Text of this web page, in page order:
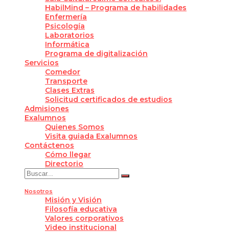
HabilMind – Programa de habilidades
Enfermería
Psicología
Laboratorios
Informática
Programa de digitalización
Servicios
Comedor
Transporte
Clases Extras
Solicitud certificados de estudios
Admisiones
Exalumnos
Quienes Somos
Visita guiada Exalumnos
Contáctenos
Cómo llegar
Directorio
Nosotros
Misión y Visión
Filosofía educativa
Valores corporativos
Video institucional